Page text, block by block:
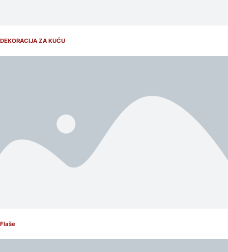
DEKORACIJA ZA KUĆU
Flaše